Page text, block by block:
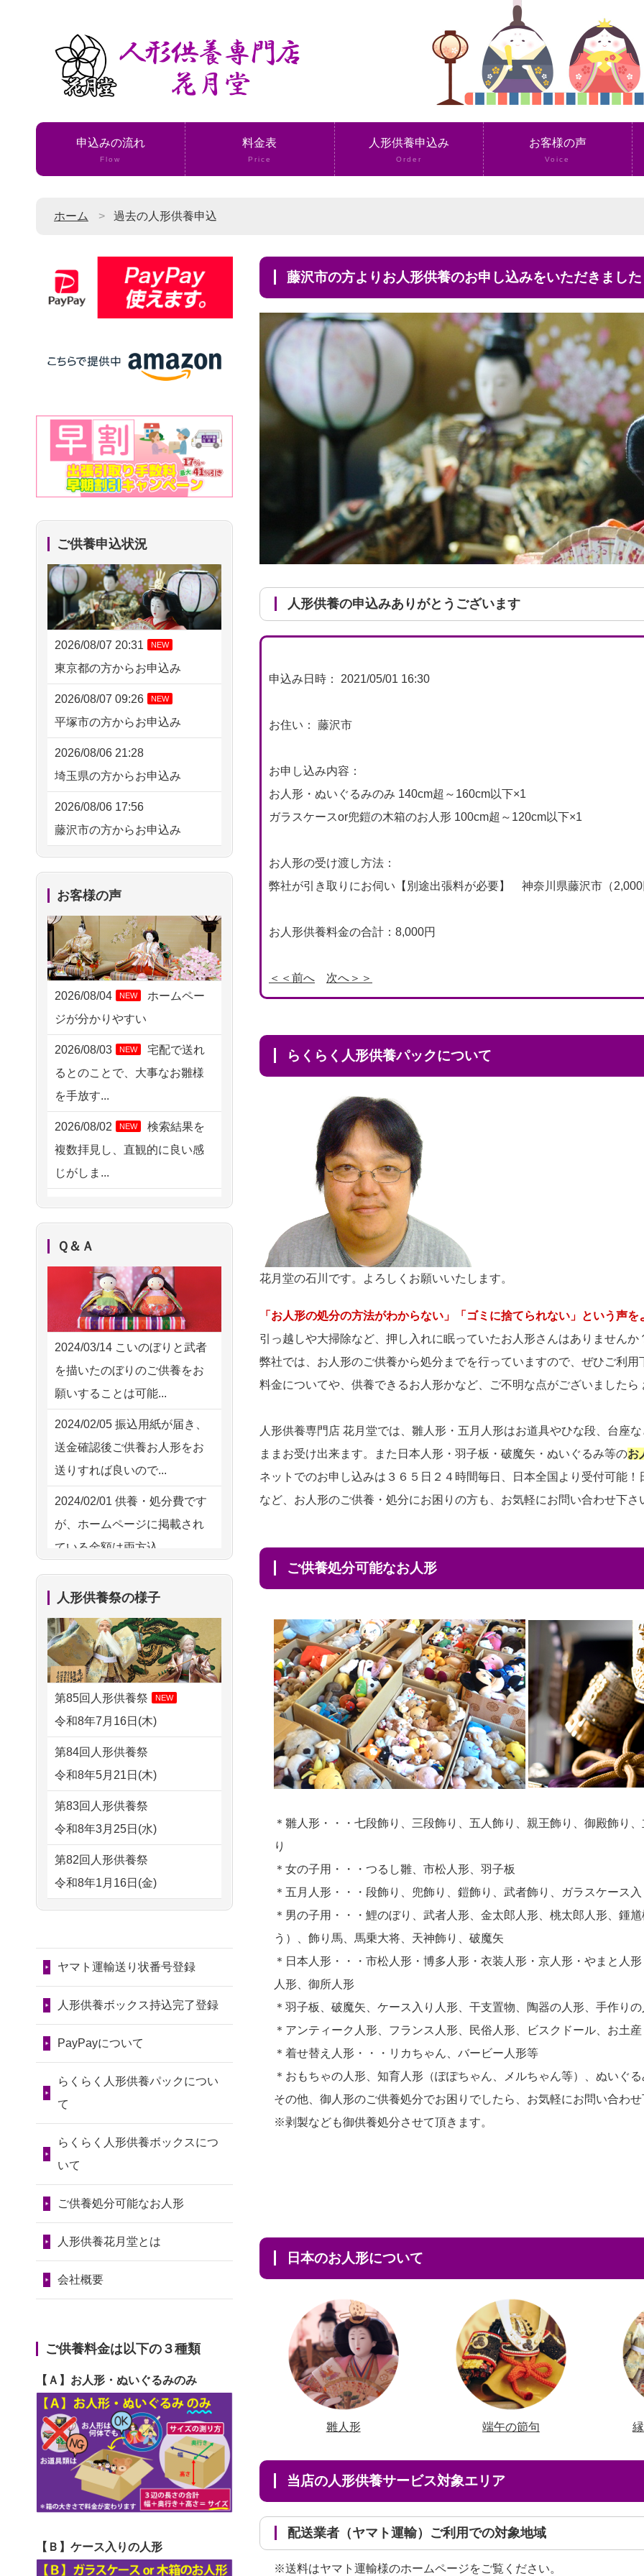
申込みの流れ
Flow
料金表
Price
人形供養申込み
Order
お客様の声
Voice
ホーム 過去の人形供養申込
藤沢市の方よりお人形供養のお申し込みをいただきました
人形供養の申込みありがとうございます
申込み日時： 2021/05/01 16:30
お住い： 藤沢市
お申し込み内容：
お人形・ぬいぐるみのみ 140cm超～160cm以下×1
ガラスケースor兜鎧の木箱のお人形 100cm超～120cm以下×1
お人形の受け渡し方法：
弊社が引き取りにお伺い【別途出張料が必要】 神奈川県藤沢市（
お人形供養料金の合計：8,000円
＜＜前へ 次へ＞＞
らくらく人形供養パックについて
花月堂の石川です。よろしくお願いいたします。
「お人形の処分の方法がわからない」「ゴミに捨てられない」という声を
引っ越しや大掃除など、押し入れに眠っていたお人形さんはありませんか
弊社では、お人形のご供養から処分までを行っていますので、ぜひご利用
料金についてや、供養できるお人形かなど、ご不明な点がございました
人形供養専門店 花月堂では、雛人形・五月人形はお道具やひな段、台座
ままお受け出来ます。また日本人形・羽子板・破魔矢・ぬいぐるみ等のお
ネットでのお申し込みは３６５日２４時間毎日、日本全国より受付可能
など、お人形のご供養・処分にお困りの方も、お気軽にお問い合わせ下さ
ご供養処分可能なお人形
＊雛人形・・・七段飾り、三段飾り、五人飾り、親王飾り、御殿飾り
り
＊女の子用・・・つるし雛、市松人形、羽子板
＊五月人形・・・段飾り、兜飾り、鎧飾り、武者飾り、ガラスケース入
＊男の子用・・・鯉のぼり、武者人形、金太郎人形、桃太郎人形、鍾
う）、飾り馬、馬乗大将、天神飾り、破魔矢
＊日本人形・・・市松人形・博多人形・衣装人形・京人形・やまと人
人形、御所人形
＊羽子板、破魔矢、ケース入り人形、干支置物、陶器の人形、手作り
＊アンティーク人形、フランス人形、民俗人形、ビスクドール、お土産
＊着せ替え人形・・・リカちゃん、バービー人形等
＊おもちゃの人形、知育人形（ぽぽちゃん、メルちゃん等）、ぬいぐる
その他、御人形のご供養処分でお困りでしたら、お気軽にお問い合わ
※剥製なども御供養処分させて頂きます。
日本のお人形について
雛人形 端午の節句
当店の人形供養サービス対象エリア
配送業者（ヤマト運輸）ご利用での対象地域
※送料はヤマト運輸様のホームページをご覧ください。
ご供養申込状況
2026/08/07 20:31 NEW
東京都の方からお申込み
2026/08/07 09:26 NEW
平塚市の方からお申込み
2026/08/06 21:28
埼玉県の方からお申込み
2026/08/06 17:56
藤沢市の方からお申込み
2026/08/06 10:06
2026/08/06 09:17
三重県の方からお申込み
2026/08/06 06:48
横浜市の方からお申込み
2026/08/05 15:07
東京都の方からお申込み
2026/08/05 11:33
神奈川の方からお申込み
2026/08/04 17:34
西亀有の方からお申込み
千葉県の方からお申込み
2026/08/04 14:04
2026/08/04 00:38
中野区の方からお申込み
2026/08/03 21:17
愛知県の方からお申込み
2026/08/02 18:47
虎ノ門の方からお申込み
2026/08/02 11:15
千葉県の方からお申込み
2026/08/02 10:39
神奈川の方からお申込み
2026/08/02 09:15
2026/08/02 06:46
相模原の方からお申込み
2026/08/01 19:28
東京都の方からお申込み
2026/08/01 17:10
東京都の方からお申込み
2026/08/01 11:07
さいたの方からお申込み
2026/07/31 17:28
栃木県の方からお申込み
2026/07/31 12:32
東京都の方からお申込み
京都市の方からお申込み
2026/07/30 22:27
2026/07/30 17:02
神奈川の方からお申込み
2026/07/30 08:46
お客様の声
2026/08/04 NEW
ホームペー
ジが分かりやすい
2026/08/03 NEW
宅配で送れ
るとのことで、大事なお雛様
を手放す...
2026/08/02 NEW
検索結果を
複数拝見し、直観的に良い感
じがしま...
ハードルが高そうに思えるの
ですが、...
2026/08/02 NEW
祖母の人形
供養の際も利用させていただ
き安心感がある
お人形の仕
分けなども丁寧に行う様子か
ら、大切...
供養の内容（料金
や送り方等）がとても丁寧に
説...
つい先日も利用さ
せていただきました。 手続...
人形をきちんと供養してくだ
2026/07/15 子供の頃から可愛
がってきた七段飾りの雛人形
2026/07/15 お客様の声を読
が...
達を、ちゃんと供養したく、
2026/07/10家から近かったの
で。
2026/07/08誰も住んでいない
実家の片付けを始めました。
...
2026/07/06 9年間自由が丘店を
見守ってくれてありがとう。
2026/07/05
しっかりとお人形
2026/06/30 長年大事にしてき
た雛人形です、供養していた
2026/06/29
一緒にお雛様を出しました。
お...
2026/06/28きちんと供養して
いただけると思ったので、お
ぐるみを供養いただいたこと
が...
Ｑ＆Ａ
2024/03/14 こいのぼりと武者
を描いたのぼりのご供養をお
願いすることは可能...
2024/02/05 振込用紙が届き、
送金確認後ご供養お人形をお
送りすれば良いので...
2024/02/01 供養・処分費です
が、ホームページに掲載され
ている金額は両方込...
2024/01/27実家にある七段飾
りの雛人形を処分したいので
すが 母親が高齢...
2024/01/13剥製の供養・処分
をお願いできますか？
が？
供養・処分したいのですが、
お雛様とお内裏様だ...
2024/01/13供養申込みの後、
供養祭までお人形はどうなっ
てるのですか？
が、きちんと供養してもらえ
るのですか？
お願いできますか？
2024/01/13供養後の通知はも
らえますか？
人形以外はどうしてるのです
か？
人形はどうなるのでしょう
か？
しても良いですか？
人形供養祭の様子
第85回人形供養祭 NEW
令和8年7月16日(木)
第84回人形供養祭
令和8年5月21日(木)
第83回人形供養祭
令和8年3月25日(水)
第82回人形供養祭
令和8年1月16日(金)
第81回人形供養祭
第80回人形供養祭
第79回人形供養祭
令和7年8月2日(土)
第78回人形供養祭
令和7年6月20日(金)
第76回人形供養祭
令和7年2月28日(金)
第75回人形供養祭
令和7年1月17日(金)
第73回人形供養祭
第72回人形供養祭
令和6年9月9日(月)
第71回人形供養祭
令和6年8月1日(木)
第70回人形供養祭
第69回人形供養祭
ヤマト運輸送り状番号登録
人形供養ボックス持込完了登録
PayPayについて
らくらく人形供養パックについ
て
らくらく人形供養ボックスにつ
いて
ご供養処分可能なお人形
人形供養花月堂とは
会社概要
ご供養料金は以下の３種類
【Ａ】お人形・ぬいぐるみのみ
【Ｂ】ケース入りの人形